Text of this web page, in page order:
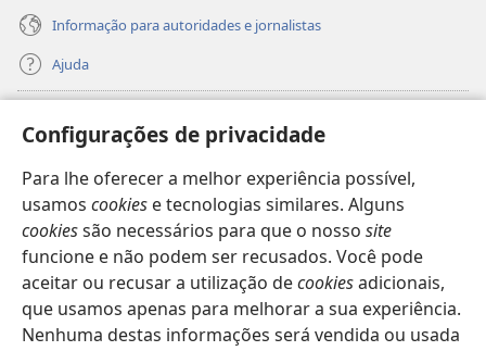
Configurações de privacidade
Para lhe oferecer a melhor experiência possível,
usamos cookies e tecnologias similares. Alguns
cookiessão necessários para que o nosso site
funcione e não podem ser recusados. Você pode
aceitar ou recusar a utilização decookiesadicionais,
que usamos apenas para melhorar a sua experiência.
Nenhuma destas informações será vendida ou usada
Informação para autoridades e jornalistas
Ajuda
(abre
uma
nova
janela)
BibliotecaOnline da Torre de Vigia™
(abre
uma
nova
janela)
JW Hub
(abre
uma
nova JW Library
Watchtower Library